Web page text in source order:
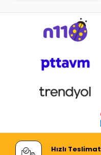
Hızlı Teslimat